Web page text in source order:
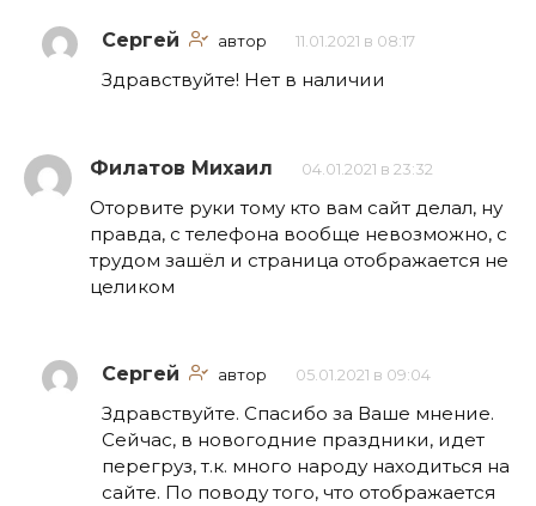
Сергей автор 11.01.2021 в 08:17
Здравствуйте! Нет в наличии
Филатов Михаил 04.01.2021 в 23:32
Оторвите руки тому кто вам сайт делал, ну
правда, с телефона вообще невозможно, с
трудом зашёл и страница отображается не
целиком
Сергей автор 05.01.2021 в 09:04
Здравствуйте. Спасибо за Ваше мнение.
Сейчас, в новогодние праздники, идет
перегруз, т.к. много народу находиться на
сайте. По поводу того, что отображается